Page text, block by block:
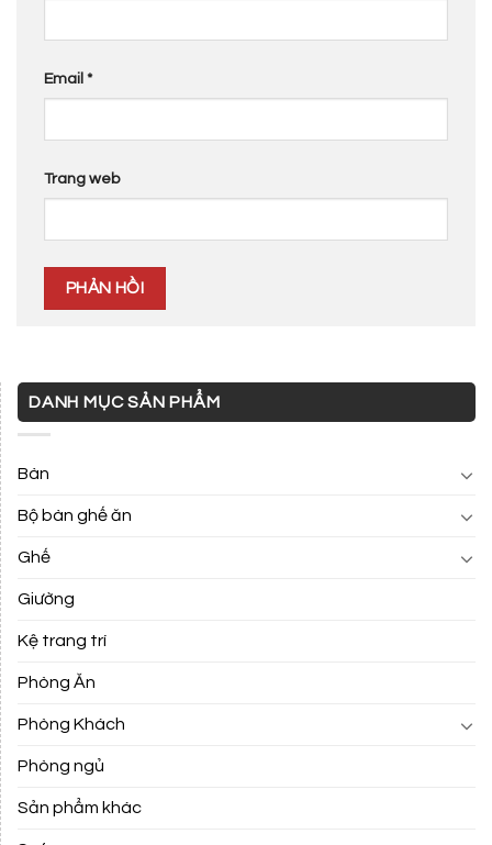
Email *
Trang web
DANH MỤC SẢN PHẨM
Bàn
Bộ bàn ghế ăn
Ghế
Giường
Kệ trang trí
Phòng Ăn
Phòng Khách
Phòng ngủ
Sản phẩm khác